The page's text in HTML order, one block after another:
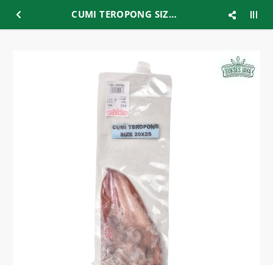
CUMI TEROPONG SIZE 20-25